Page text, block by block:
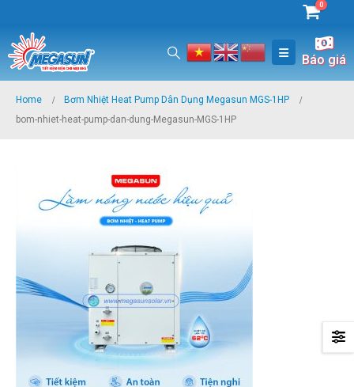
0
Báo giá
Home
Bơm Nhiệt Heat Pump Dân Dụng Megasun MGS-1HP
bom-nhiet-heat-pump-dan-dung-Megasun-MGS-1HP